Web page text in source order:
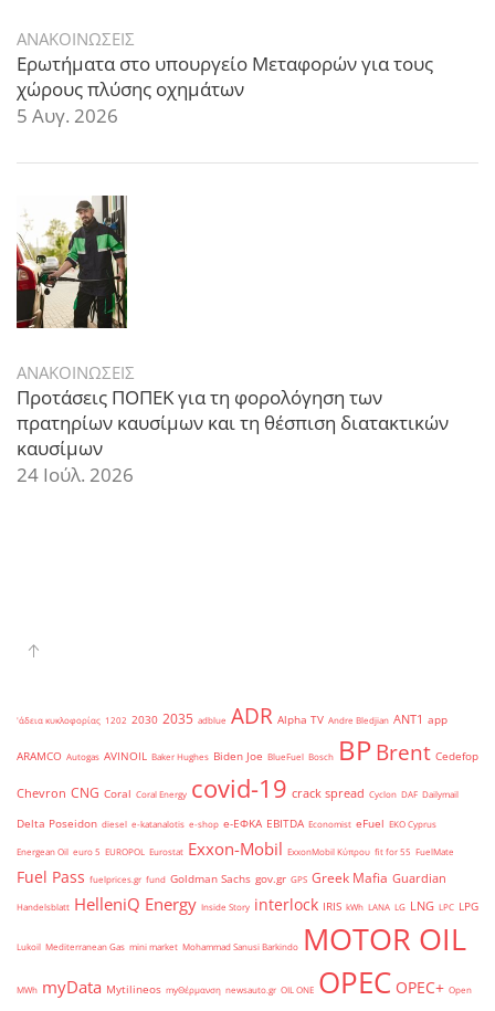
ΑΝΑΚΟΙΝΩΣΕΙΣ
Ερωτήματα στο υπουργείο Μεταφορών για τους
χώρους πλύσης οχημάτων
5 Αυγ. 2026
ΑΝΑΚΟΙΝΩΣΕΙΣ
Προτάσεις ΠΟΠΕΚ για τη φορολόγηση των
πρατηρίων καυσίμων και τη θέσπιση διατακτικών
καυσίμων
24 Ιούλ. 2026
'άδεια κυκλοφορίας 1202 2030 2035 adblue ADR Alpha TV Andre Bledjian ANT1 app
ARAMCO Autogas AVINOIL Baker Hughes Biden Joe BlueFuel Bosch BPBrent Cedefop
Chevron CNG Coral Coral Energy covid-19 crack spread Cyclon DAF Dailymail
Delta Poseidon diesel e-katanalotis e-shop e-ΕΦΚΑ EBITDA Economist eFuel EKO Cyprus
Energean Oil euro 5 EUROPOL Eurostat Exxon-Mobil ExxonMobil Κύπρου fit for 55 FuelMate
Fuel Pass fuelprices.gr fund Goldman Sachs gov.gr GPS Greek Mafia Guardian
Handelsblatt HelleniQ Energy Inside Story interlock IRIS kWh LANA LG LNG LPC LPG
Lukoil Mediterranean Gas mini market Mohammad Sanusi Barkindo MOTOR OIL
MWh myData Mytilineos myΘέρμανση newsauto.gr OIL ONE OPEC OPEC+ Open